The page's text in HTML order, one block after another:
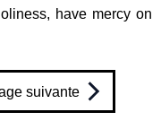
have mercy on
suivante